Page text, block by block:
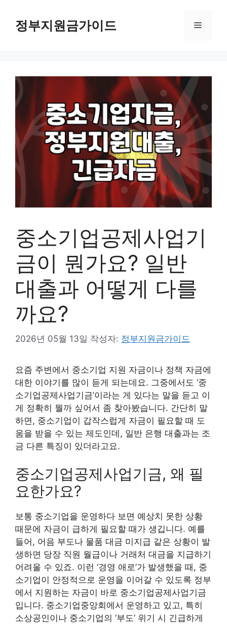
정부지원금가이드 메
중소기업공제사업기
금이 뭔가요? 일반
대출과 어떻게 다를
까요?
2026년 05월 13일 작성자: 정부지원금가이드
요즘 주변에서 중소기업 지원 자금이나 정책 자금에
대한 이야기를 많이 듣게 되는데요. 그중에서도 ‘중
소기업공제사업기금’이라는 게 있다는 말을 듣고 이
게 정확히 뭘까 싶어서 좀 찾아봤습니다. 간단히 말
하면, 중소기업이 갑작스럽게 자금이 필요할 때 도
움을 받을 수 있는 제도인데, 일반 은행 대출과는 조
금 다른 특징이 있더라고요.
중소기업공제사업기금, 왜 필
요한가요?
보통 중소기업을 운영하다 보면 예상치 못한 상황
때문에 자금이 급하게 필요할 때가 생깁니다. 예를
들어, 어음 부도나 물품 대금 미지급 같은 상황이 발
생하면 당장 직원 월급이나 거래처 대금을 지급하기
어려울 수 있죠. 이런 ‘경영 애로’가 발생했을 때, 중
소기업이 안정적으로 운영을 이어갈 수 있도록 정부
에서 지원하는 자금이 바로 중소기업공제사업기금
입니다. 중소기업중앙회에서 운영하고 있고, 특히
소상공인이나 중소기업의 ‘부도’ 위기 시 긴급하게